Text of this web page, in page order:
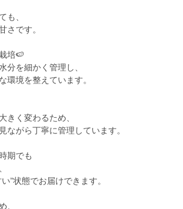
も、
さです。
培🍉
分を細かく管理し、
環境を整えています。
きく変わるため、
ながら丁寧に管理しています。
期でも
”状態でお届けできます。
、